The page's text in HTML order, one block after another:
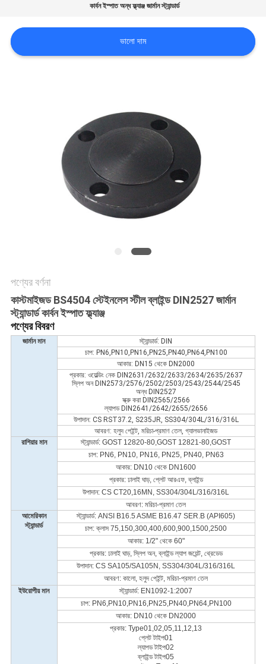
সাথে
যোগাযোগ
গোপনীয়তা
নীতি
কার্বন ইস্পাত অন্ধ ফ্ল্যাঞ্জ জার্মান স্ট্যান্ডার্ড
ভালো দাম
পণ্যের বর্ণনা
কাস্টমাইজড BS4504 স্টেইনলেস স্টীল ব্লাইন্ড DIN2527 জার্মান
স্ট্যান্ডার্ড কার্বন ইস্পাত ফ্ল্যাঞ্জ
পণ্যের বিবরণ
জার্মান মান
স্ট্যান্ডার্ড: DIN
চাপ: PN6,PN10,PN16,PN25,PN40,PN64,PN100
আকার: DN15 থেকে DN2000
প্রকার: ওয়েল্ডিং নেক DIN2631/2632/2633/2634/2635/2637
স্লিপ অন DIN2573/2576/2502/2503/2543/2544/2545
অন্ধ DIN2527
স্ক্রু করা DIN2565/2566
ল্যাপড DIN2641/2642/2655/2656
উপাদান: CS RST37.2, S235JR, SS304/304L/316/316L
আবরণ: হলুদ পেইন্ট, মরিচা-প্রমাণ তেল, গ্যালভানাইজড
রাশিয়ার মান
স্ট্যান্ডার্ড: GOST 12820-80,GOST 12821-80,GOST
চাপ: PN6, PN10, PN16, PN25, PN40, PN63
আকার: DN10 থেকে DN1600
প্রকার: ঢালাই ঘাড়, প্লেট আরএফ, ব্লাইন্ড
উপাদান: CS CT20,16MN, SS304/304L/316/316L
আবরণ: মরিচা-প্রমাণ তেল
আমেরিকান
স্ট্যান্ডার্ড
স্ট্যান্ডার্ড: ANSI B16.5 ASME B16.47 SER.B (API605)
চাপ: ক্লাস 75,150,300,400,600,900,1500,2500
আকার: 1/2" থেকে 60"
প্রকার: ঢালাই ঘাড়, স্লিপ অন, ব্লাইন্ড ল্যাপ জয়েন্ট, থ্রেডেড
উপাদান: CS SA105/SA105N, SS304/304L/316/316L
আবরণ: কালো, হলুদ পেইন্ট, মরিচা-প্রমাণ তেল
ইউরোপীয় মান
স্ট্যান্ডার্ড: EN1092-1:2007
চাপ: PN6,PN10,PN16,PN25,PN40,PN64,PN100
আকার: DN10 থেকে DN2000
প্রকার: Type01,02,05,11,12,13
প্লেট টাইপ01
ল্যাপড টাইপ02
ব্লাইন্ড টাইপ05